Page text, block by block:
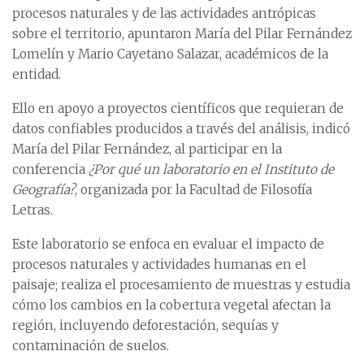
procesos naturales y de las actividades antrópicas
sobre el territorio, apuntaron María del Pilar Fernández
Lomelín y Mario Cayetano Salazar, académicos de la
entidad.
Ello en apoyo a proyectos científicos que requieran de
datos confiables producidos a través del análisis, indicó
María del Pilar Fernández, al participar en la
conferencia ¿Por qué un laboratorio en el Instituto de
Geografía?, organizada por la Facultad de Filosofía
Letras.
Este laboratorio se enfoca en evaluar el impacto de
procesos naturales y actividades humanas en el
paisaje; realiza el procesamiento de muestras y estudia
cómo los cambios en la cobertura vegetal afectan la
región, incluyendo deforestación, sequías y
contaminación de suelos.